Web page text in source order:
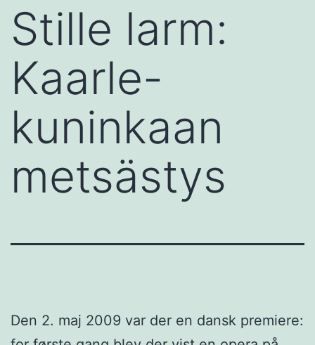
Stille larm:
Kaarle-
kuninkaan
metsästys
Den 2. maj 2009 var der en dansk premiere: